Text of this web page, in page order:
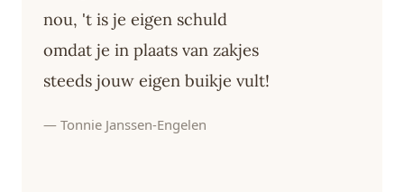
nou, 't is je eigen schuld
omdat je in plaats van zakjes
steeds jouw eigen buikje vult!
— Tonnie Janssen-Engelen